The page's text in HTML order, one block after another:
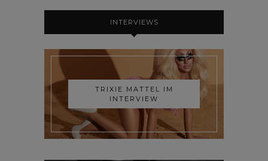
INTERVIEWS
TRIXIE MATTEL IM
INTERVIEW